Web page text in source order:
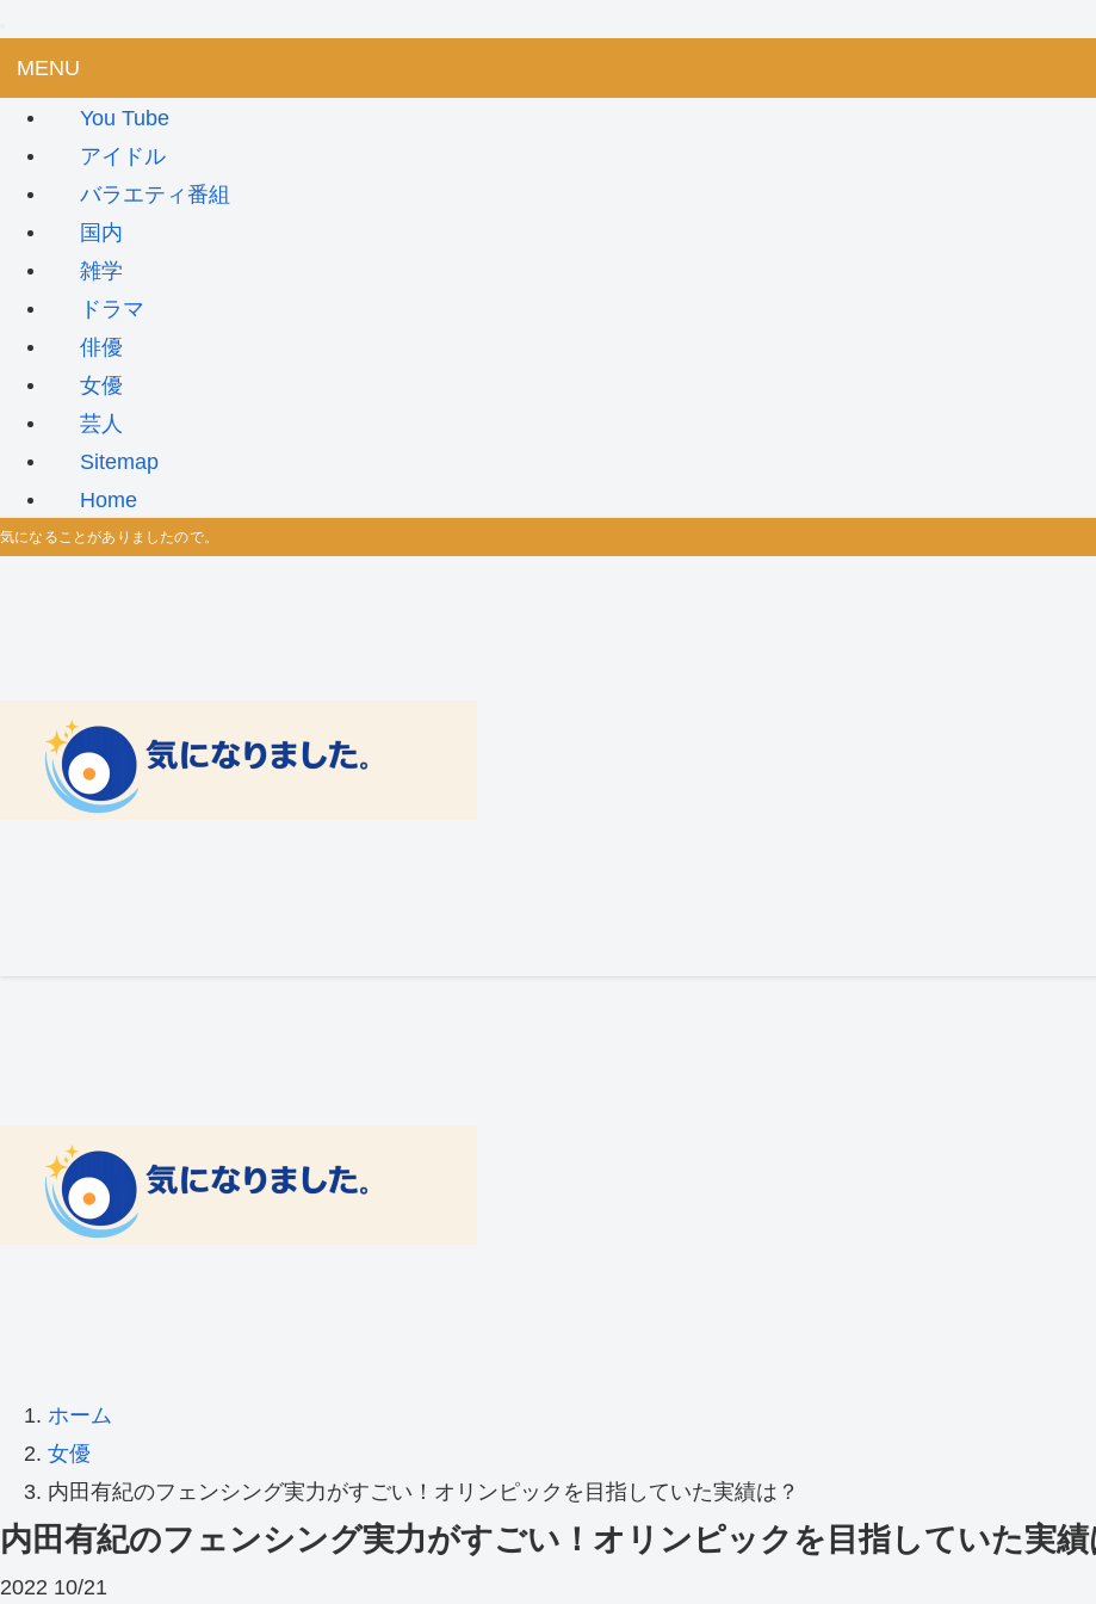
MENU
You Tube
アイドル
バラエティ番組
国内
雑学
ドラマ
俳優
女優
芸人
Sitemap
Home
気になることがありましたので。
ホーム
女優
内田有紀のフェンシング実力がすごい！オリンピックを目指していた実績は？
内田有紀のフェンシング実力がすごい！オリンピックを目指していた実績
2022 10/21